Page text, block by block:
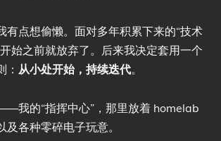
有点想偷懒。面对多年积累下来的“技术
始之前就放弃了。后来我决定套用一个
： 从小处开始，持续迭代。
我的“指挥中心”，那里放着 homelab
各种零碎电子玩意。